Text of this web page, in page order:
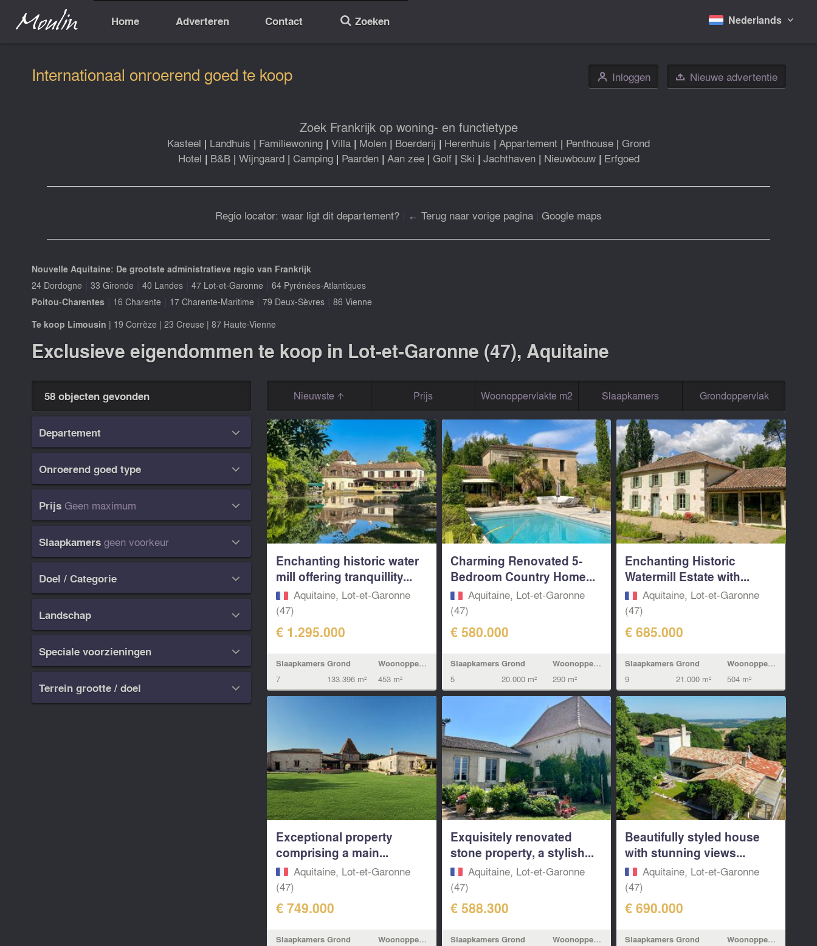
Home Adverteren Contact 🔎 Zoeken Nederlands 
Internationaal onroerend goed te koop 👤 Inloggen  Nieuwe advertentie
Zoek Frankrijk op woning- en functietype
Kasteel | Landhuis | Familiewoning | Villa | Molen | Boerderij | Herenhuis | Appartement | Penthouse | Grond
Hotel | B&B| Wijngaard| Camping| Paarden| Aan zee| Golf| Ski | Jachthaven| Nieuwbouw| Erfgoed
Regio locator: waar ligt dit departement? | ← Terug naar vorige pagina | Google maps
Nouvelle Aquitaine: De grootste administratieve regio van Frankrijk
24 Dordogne | 33 Gironde | 40 Landes| 47 Lot-et-Garonne | 64 Pyrénées-Atlantiques
Poitou-Charentes| 16 Charente | 17 Charente-Maritime | 79 Deux-Sèvres| 86 Vienne
Te koop Limousin | 19 Corrèze | 23 Creuse | 87 Haute-Vienne
Exclusieve eigendommen te koop in Lot-et-Garonne (47), Aquitaine
58 objecten gevonden
Departement 
Onroerend goed type 
Prijs Geen maximum 
Slaapkamers geen voorkeur 
Doel / Categorie 
Landschap 
Speciale voorzieningen 
Terrein grootte / doel 
Nieuwste Prijs Woonoppervlakte m2 Slaapkamers Grondoppervlak
Enchanting historic water
mill offering tranquillity...
Aquitaine, Lot-et-Garonne
(47)
€ 1.295.000
Slaapkamers
7
Grond
133.396 m²
Woonoppervlak
453 m²
Charming Renovated 5-
Bedroom Country Home...
Aquitaine, Lot-et-Garonne
(47)
€ 580.000
Slaapkamers
5
Grond
20.000 m²
Woonoppervlak
290 m²
Enchanting Historic
Watermill Estate with...
Aquitaine, Lot-et-Garonne
(47)
€ 685.000
Slaapkamers
9
Grond
21.000 m²
Woonoppervlak
504 m²
Exceptional property
comprising a main...
Aquitaine, Lot-et-Garonne
(47)
€ 749.000
Slaapkamers Grond Woonoppervlak
Exquisitely renovated
stone property, a stylish...
Aquitaine, Lot-et-Garonne
(47)
€ 588.300
Slaapkamers Grond Woonoppervlak
Beautifully styled house
with stunning views...
Aquitaine, Lot-et-Garonne
(47)
€ 690.000
Slaapkamers Grond Woonoppervlak